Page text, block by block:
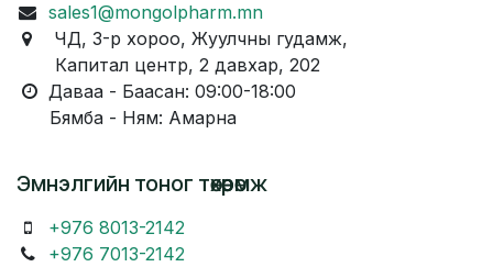
sales1@mongolpharm.mn
ЧД, 3-р хороо, Жуулчны гудамж,
Капитал центр, 2 давхар, 202
Даваа - Баасан: 09:00-18:00
Бямба - Ням: Амарна
Эмнэлгийн тоног төхөөрөмж
+976 8013-2142
+976 7013-2142